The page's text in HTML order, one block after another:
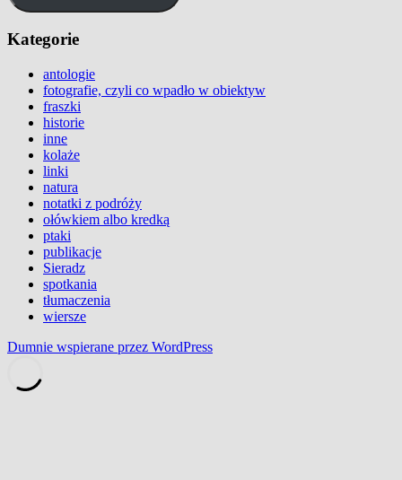
Kategorie
antologie
fotografie, czyli co wpadło w obiektyw
fraszki
historie
inne
kolaże
linki
natura
notatki z podróży
ołówkiem albo kredką
ptaki
publikacje
Sieradz
spotkania
tłumaczenia
wiersze
Dumnie wspierane przez WordPress